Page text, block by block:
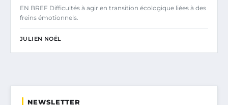
EN BREF Difficultés à agir en transition écologique liées à des
freins émotionnels.
JULIEN NOËL
NEWSLETTER